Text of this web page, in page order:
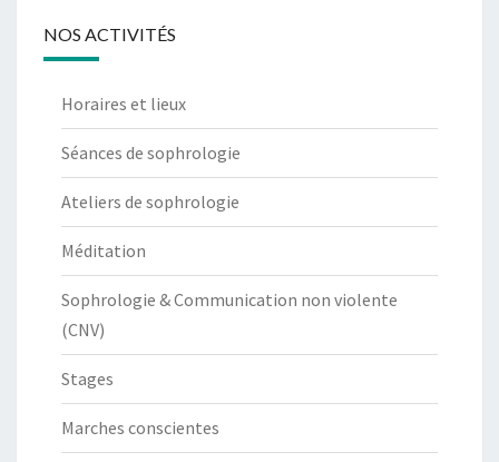
NOS ACTIVITÉS
Horaires et lieux
Séances de sophrologie
Ateliers de sophrologie
Méditation
Sophrologie & Communication non violente
(CNV)
Stages
Marches conscientes